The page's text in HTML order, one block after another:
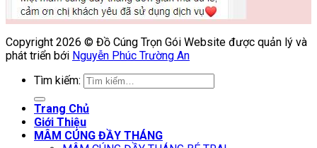
Copyright 2026 © Đồ Cúng Trọn Gói Website được quản lý và
phát triển bới Nguyễn Phúc Trường An
Tìm kiếm:
Trang Chủ
Giới Thiệu
MÂM CÚNG ĐẦY THÁNG